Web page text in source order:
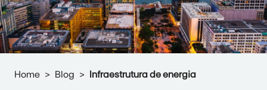
Home Blog Infraestrutura de energia